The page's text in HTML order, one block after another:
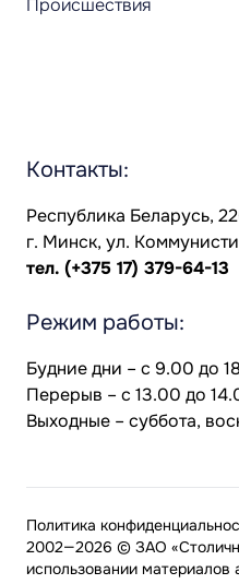
Происшествия
Контакты:
Республика Беларусь,
г. Минск, ул.
тел. (+375 17) 379-64-13
Режим работы:
Будние дни – с 9.00 до
Перерыв – с 13.00 до
Выходные – суббота,
2002—2026 © ЗАО
использовании материалов
Политика